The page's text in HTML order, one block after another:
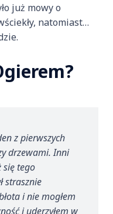
już mowy o
natomiast…
z pierwszych
drzewami. Inni
się tego
strasznie
i nie mogłem
i uderzyłem w